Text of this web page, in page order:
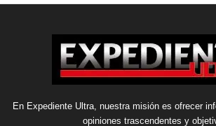
En Expediente Ultra, nuestra misión es ofrecer
opiniones trascendentes y